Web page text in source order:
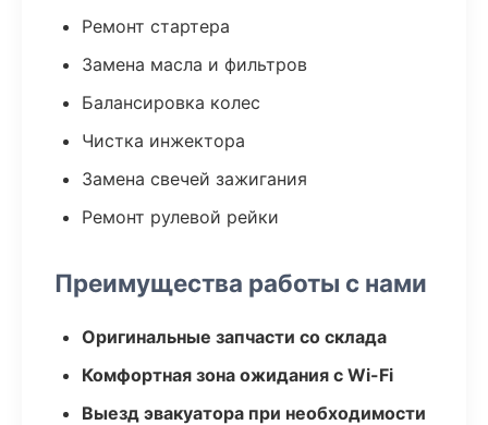
Ремонт стартера
Замена масла и фильтров
Балансировка колес
Чистка инжектора
Замена свечей зажигания
Ремонт рулевой рейки
Преимущества работы с нами
Оригинальные запчасти со склада
Комфортная зона ожидания с Wi-Fi
Выезд эвакуатора при необходимости